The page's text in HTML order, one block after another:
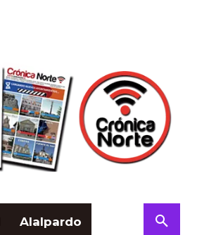
Alalpardo